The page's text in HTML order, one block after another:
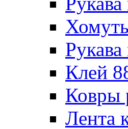
Клей
Ковры
Лента